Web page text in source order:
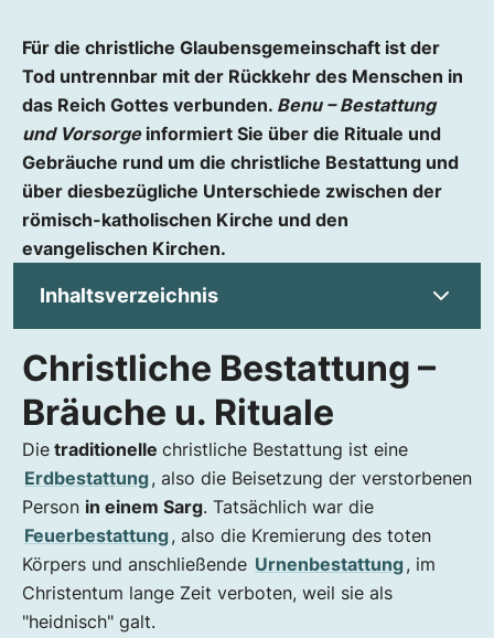
Für die christliche Glaubensgemeinschaft ist der
Tod untrennbar mit der Rückkehr des Menschen in
das Reich Gottes verbunden. Benu – Bestattung
und Vorsorgeinformiert Sie über die Rituale und
Gebräuche rund um die christliche Bestattung und
über diesbezügliche Unterschiede zwischen der
römisch-katholischen Kirche und den
evangelischen Kirchen.
Inhaltsverzeichnis
Christliche Bestattung – Bräuche u. Rituale
Was bedeutet der Tod im Christentum?
Christliche Sterberituale und Bräuche
Sterbesakramente
Heilige Kommunion und Empfang der Hostie
Christliche Rituale unmittelbar nach dem Tod
Aufbahrung oder Totenwache
Trauern im Christentum
Christliches Begräbnis
Christliche Bestattung –
Bräuche u. Rituale
Die traditionelle christliche Bestattung ist eine
Erdbestattung, also die Beisetzung der verstorbenen
Person in einem Sarg. Tatsächlich war die
Feuerbestattung, also die Kremierung des toten
Körpers und anschließende Urnenbestattung, im
Christentum lange Zeit verboten, weil sie als
"heidnisch" galt.